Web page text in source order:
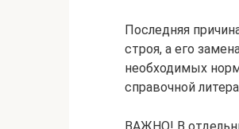
Последняя
строя, а его
необходимых
справочной
ВАЖНО! В